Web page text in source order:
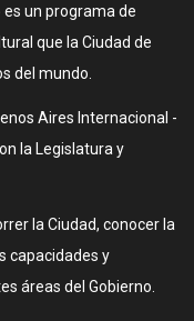
un programa de
que la Ciudad de
del mundo.
Aires Internacional -
la Legislatura y
la Ciudad, conocer la
capacidades y
áreas del Gobierno.